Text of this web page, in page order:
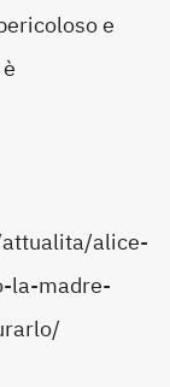
e
alice-
la-madre-